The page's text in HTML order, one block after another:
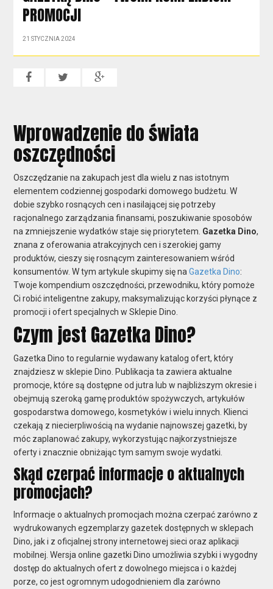
PROMOCJI
21 STYCZNIA 2024
Wprowadzenie do świata
oszczędności
Oszczędzanie na zakupach jest dla wielu z nas istotnym
elementem codziennej gospodarki domowego budżetu. W
dobie szybko rosnących cen i nasilającej się potrzeby
racjonalnego zarządzania finansami, poszukiwanie sposobów
na zmniejszenie wydatków staje się priorytetem. Gazetka Dino,
znana z oferowania atrakcyjnych cen i szerokiej gamy
produktów, cieszy się rosnącym zainteresowaniem wśród
konsumentów. W tym artykule skupimy się naGazetka Dino:
Twoje kompendium oszczędności, przewodniku, który pomoże
Ci robić inteligentne zakupy, maksymalizując korzyści płynące z
promocji i ofert specjalnych w Sklepie Dino.
Czym jest Gazetka Dino?
Gazetka Dino to regularnie wydawany katalog ofert, który
znajdziesz w sklepie Dino. Publikacja ta zawiera aktualne
promocje, które są dostępne od jutra lub w najbliższym okresie i
obejmują szeroką gamę produktów spożywczych, artykułów
gospodarstwa domowego, kosmetyków i wielu innych. Klienci
czekają z niecierpliwością na wydanie najnowszej gazetki, by
móc zaplanować zakupy, wykorzystując najkorzystniejsze
oferty i znacznie obniżając tym samym swoje wydatki.
Skąd czerpać informacje o aktualnych
promocjach?
Informacje o aktualnych promocjach można czerpać zarówno z
wydrukowanych egzemplarzy gazetek dostępnych w sklepach
Dino, jak i z oficjalnej strony internetowej sieci oraz aplikacji
mobilnej. Wersja online gazetki Dino umożliwia szybki i wygodny
dostęp do aktualnych ofert z dowolnego miejsca i o każdej
porze, co jest ogromnym udogodnieniem dla zarówno